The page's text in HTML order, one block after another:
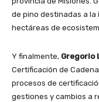
de pino destinadas a la
hectáreas de
Y finalmente, Gregorio
Certificación de Cadena
procesos de
gestiones y cambios a